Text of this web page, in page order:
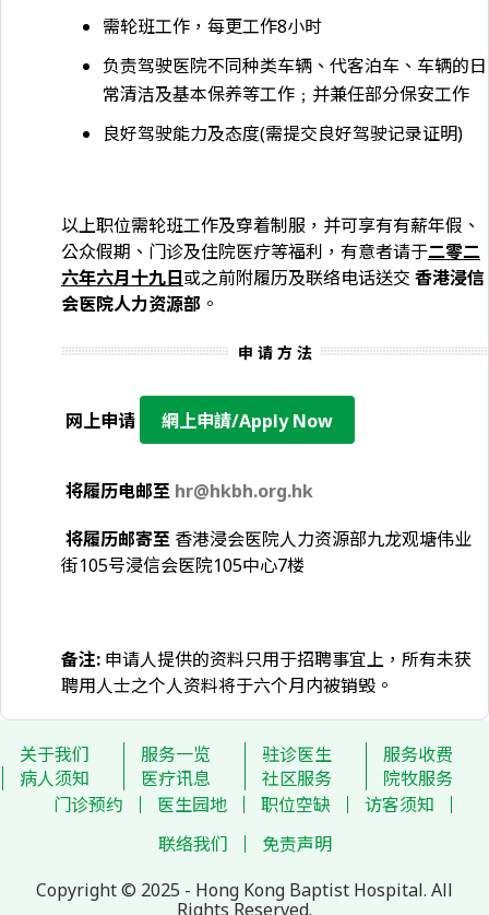
需轮班工作，每更工作8小时
负责驾驶医院不同种类车辆、代客泊车、车辆的日
常清洁及基本保养等工作﹔并兼任部分保安工作
良好驾驶能力及态度(需提交良好驾驶记录证明)
以上职位需轮班工作及穿着制服，并可享有有薪年假、
公众假期、门诊及住院医疗等福利，有意者请于二零二
六年六月十九日或之前附履历及联络电话送交 香港浸信
会医院人力资源部 。
申 请 方 法
网上申请 網上申請/Apply Now
将履历电邮至 hr@hkbh.org.hk
将履历邮寄至 香港浸会医院人力资源部九龙观塘伟业
街105号浸信会医院105中心7楼
备注: 申请人提供的资料只用于招聘事宜上，所有未获
聘用人士之个人资料将于六个月内被销毁。
关于我们 服务一览 驻诊医生
服务收费
病人须知
医疗讯息 社区服务
院牧服务
门诊预约
医生园地 职位空缺
访客须知
联络我们
免责声明
Copyright © 2025 - Hong Kong Baptist Hospital. All
Rights Reserved.